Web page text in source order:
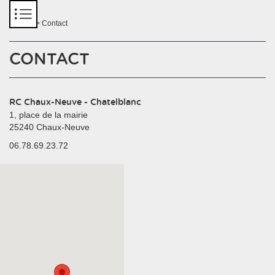
> Contact
CONTACT
RC Chaux-Neuve - Chatelblanc
1, place de la mairie
25240 Chaux-Neuve
06.78.69.23.72